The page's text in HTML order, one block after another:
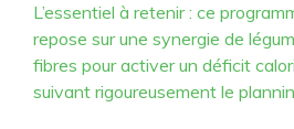
L’essentiel à retenir : ce
repose sur une synergie de
fibres pour activer un déficit
suivant rigoureusement le